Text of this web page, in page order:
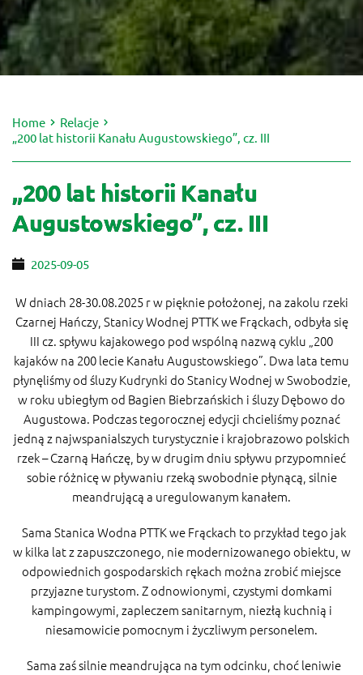
Home
Relacje
„200 lat historii Kanału Augustowskiego”, cz. III
„200 lat historii Kanału
Augustowskiego”, cz. III
2025-09-05
W dniach 28-30.08.2025 r w pięknie położonej, na zakolu rzeki
Czarnej Hańczy, Stanicy Wodnej PTTK we Frąckach, odbyła się
III cz. spływu kajakowego pod wspólną nazwą cyklu „200
kajaków na 200 lecie Kanału Augustowskiego”. Dwa lata temu
płynęliśmy od śluzy Kudrynki do Stanicy Wodnej w Swobodzie,
w roku ubiegłym od Bagien Biebrzańskich i śluzy Dębowo do
Augustowa. Podczas tegorocznej edycji chcieliśmy poznać
jedną z najwspanialszych turystycznie i krajobrazowo polskich
rzek – Czarną Hańczę, by w drugim dniu spływu przypomnieć
sobie różnicę w pływaniu rzeką swobodnie płynącą, silnie
meandrującą a uregulowanym kanałem.
Sama Stanica Wodna PTTK we Frąckach to przykład tego jak
w kilka lat z zapuszczonego, nie modernizowanego obiektu, w
odpowiednich gospodarskich rękach można zrobić miejsce
przyjazne turystom. Z odnowionymi, czystymi domkami
kampingowymi, zapleczem sanitarnym, niezłą kuchnią i
niesamowicie pomocnym i życzliwym personelem.
Sama zaś silnie meandrująca na tym odcinku, choć leniwie